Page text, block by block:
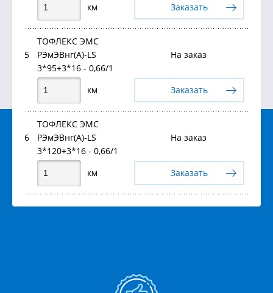
км Заказать
5
ТОФЛЕКС ЭМС
РЭмЭВнг(А)-LS
3*95+3*16 - 0,66/1
На заказ
км Заказать
6
ТОФЛЕКС ЭМС
РЭмЭВнг(А)-LS
3*120+3*16 - 0,66/1
На заказ
км Заказать